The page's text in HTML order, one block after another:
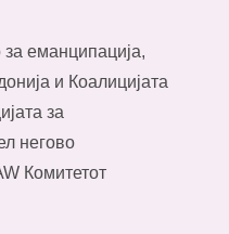
еманципација,
и Коалицијата
за
негово
Комитетот